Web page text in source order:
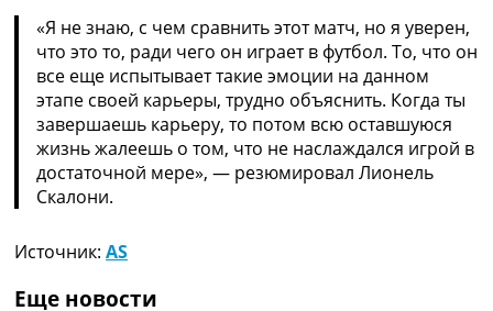
«Я не знаю, с чем сравнить этот матч, но я уверен,
что это то, ради чего он играет в футбол. То, что он
все еще испытывает такие эмоции на данном
этапе своей карьеры, трудно объяснить. Когда ты
завершаешь карьеру, то потом всю оставшуюся
жизнь жалеешь о том, что не наслаждался игрой в
достаточной мере», — резюмировал Лионель
Скалони.
Источник: AS
Еще новости